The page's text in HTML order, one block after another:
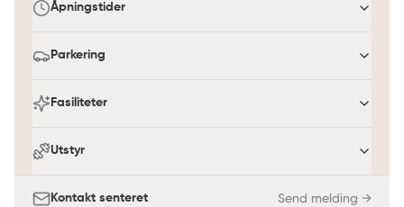
Åpningstider
Parkering
Fasiliteter
Utstyr
Kontakt senteret Send melding →